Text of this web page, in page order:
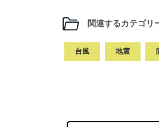
関連するカテゴリ
台風 地震